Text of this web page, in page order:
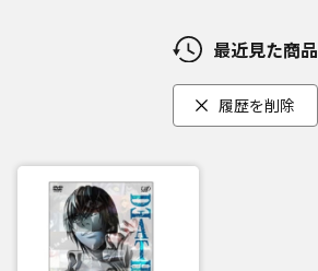
最近見た商品
履歴を削除